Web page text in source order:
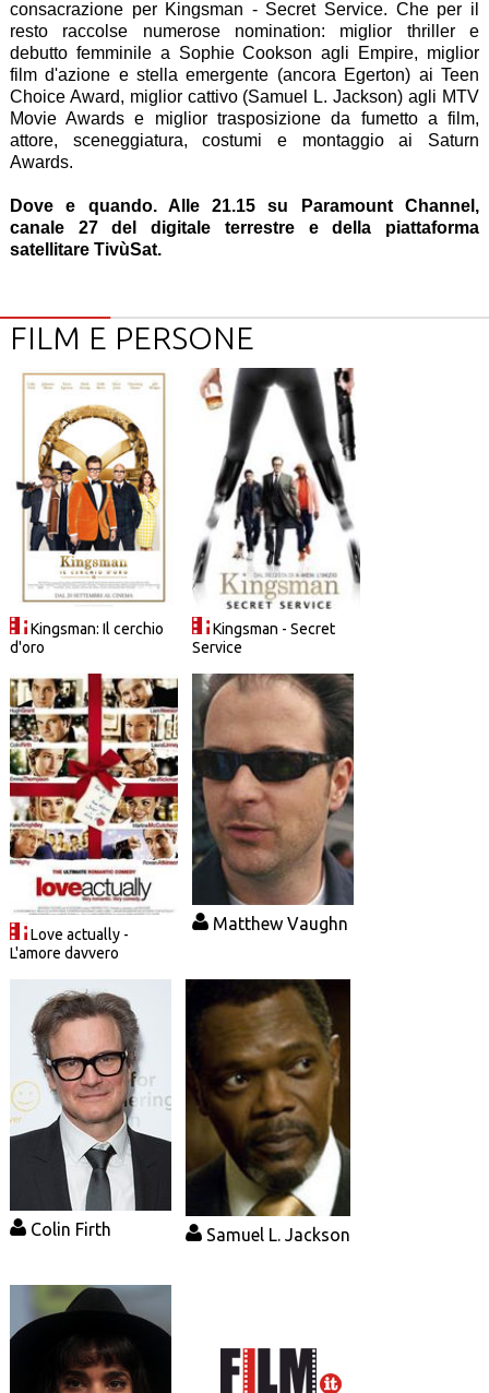
consacrazione per Kingsman - Secret Service. Che per il
resto raccolse numerose nomination: miglior thriller e
debutto femminile a Sophie Cookson agli Empire, miglior
film d'azione e stella emergente (ancora Egerton) ai Teen
Choice Award, miglior cattivo (Samuel L. Jackson) agli MTV
Movie Awards e miglior trasposizione da fumetto a film,
attore, sceneggiatura, costumi e montaggio ai Saturn
Awards.
Dove e quando. Alle 21.15 su Paramount Channel,
canale 27 del digitale terrestre e della piattaforma
satellitare TivùSat.
FILM E PERSONE
Kingsman: Il cerchio
d'oro
Kingsman - Secret
Service
Love actually -
L'amore davvero
Matthew Vaughn
Colin Firth Samuel L. Jackson